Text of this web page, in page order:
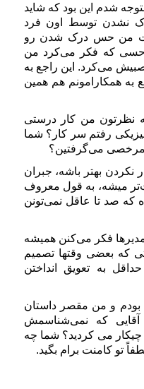
شدم این بود که شاید
نشدن توسط اون فرد
من حس درک شدن رو
که فکر می‌کرد من
می‌کرد. این راجع به
به همکارامونم هم همین
نظرتون من کار درستی
رفتم سر کار؟ شما
مرخصی می‌گرفتین؟
بهتر باشه، جبران
میشه، به قول معروف
که صد تا عاقل نمی‌تونن
فکر می‌کنن همیشه
که بعضی وقتها تصمیم
به تعویق انداختن
و من مقصر داستان
آقایی که نمی‌شناسمش
چیکار می کردید؟ شما چه
تو کامنت برام بگید.